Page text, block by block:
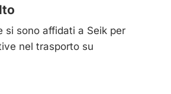
si sono affidati a Seik per
nel trasporto su